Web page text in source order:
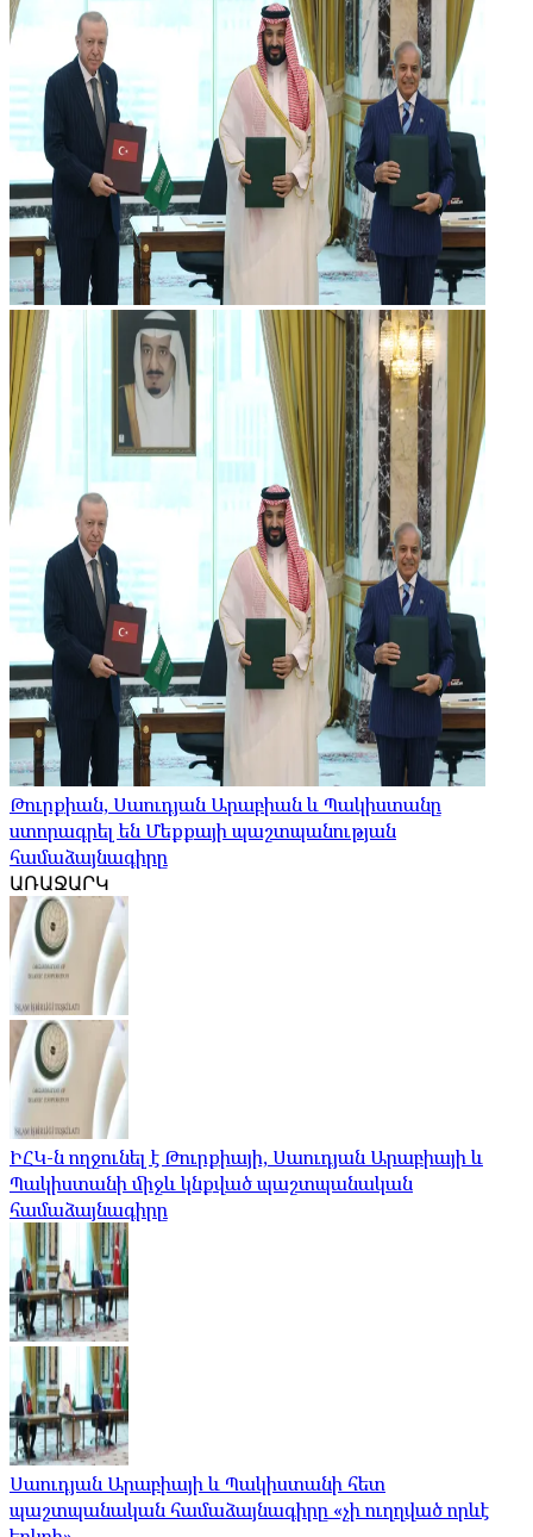
Թուրքիան, Սաուդյան Արաբիան և Պակիստանը
ստորագրել են Մեքքայի պաշտպանության
համաձայնագիրը
ԱՌԱՋԱՐԿ
ԻՀԿ-ն ողջունել է Թուրքիայի, Սաուդյան Արաբիայի և
Պակիստանի միջև կնքված պաշտպանական
համաձայնագիրը
Սաուդյան Արաբիայի և Պակիստանի հետ
պաշտպանական համաձայնագիրը «չի ուղղված որևէ